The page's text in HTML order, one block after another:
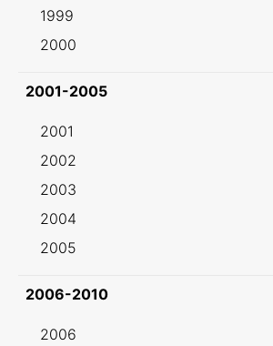
1999
2000
2001-2005
2001
2002
2003
2004
2005
2006-2010
2006